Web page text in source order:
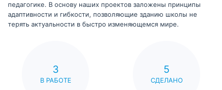
педагогике. В основу наших проектов заложены принципы
адаптивности и гибкости, позволяющие зданию школы не
терять актуальности в быстро изменяющемся мире.
3
В РАБОТЕ
5
СДЕЛАНО